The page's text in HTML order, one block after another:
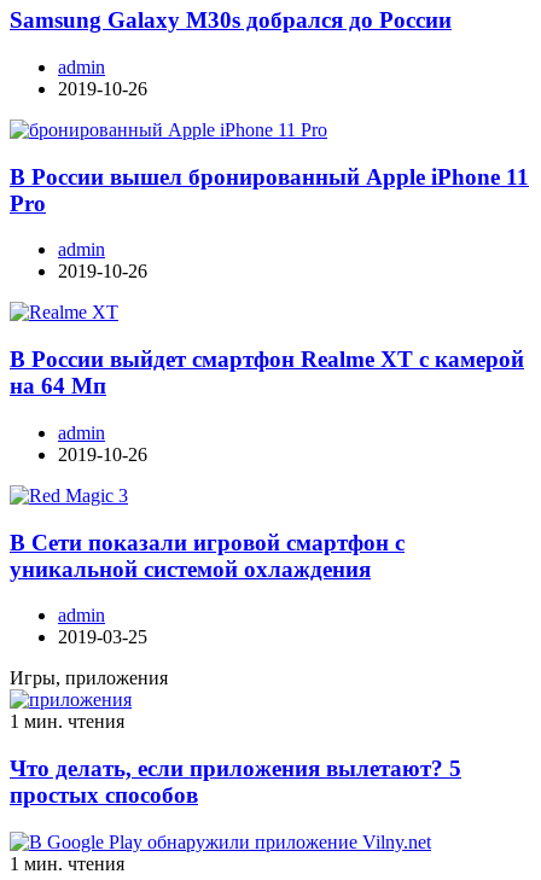
Samsung Galaxy M30s добрался до России
admin
2019-10-26
В России вышел бронированный Apple iPhone 11
Pro
admin
2019-10-26
В России выйдет смартфон Realme XT с камерой
на 64 Мп
admin
2019-10-26
В Сети показали игровой смартфон с
уникальной системой охлаждения
admin
2019-03-25
Игры, приложения
1 мин. чтения
Что делать, если приложения вылетают? 5
простых способов
1 мин. чтения